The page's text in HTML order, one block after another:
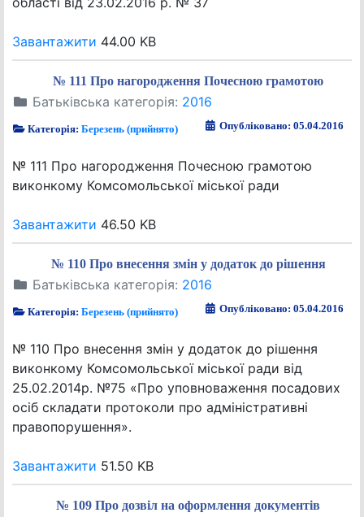
Завантажити 44.00 KB
№ 111 Про нагородження Почесною грамотою
Батьківська категорія: 2016
Категорія:Березень (прийнято) Опубліковано: 05.04.2016
№ 111 Про нагородження Почесною грамотою
виконкому Комсомольської міської ради
Завантажити 46.50 KB
№ 110 Про внесення змін у додаток до рішення
Батьківська категорія: 2016
Категорія:Березень (прийнято) Опубліковано: 05.04.2016
№ 110 Про внесення змін у додаток до рішення
виконкому Комсомольської міської ради від
25.02.2014р. №75 «Про уповноваження посадових
осіб складати протоколи про адміністративні
правопорушення».
Завантажити 51.50 KB
№ 109 Про дозвіл на оформлення документів